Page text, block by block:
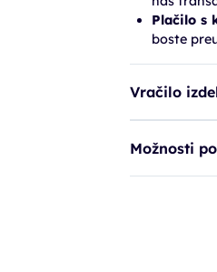
Plačilo s
boste
Vračilo
Možnosti